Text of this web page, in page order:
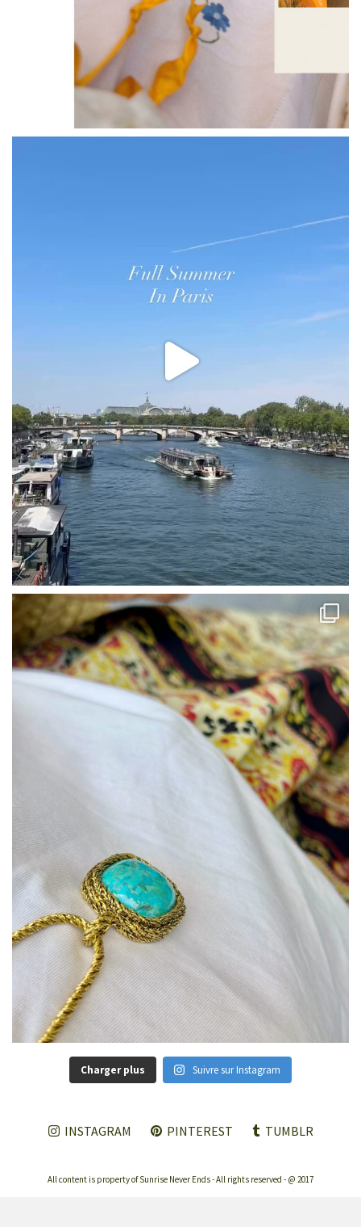
Charger plus Suivre sur Instagram
INSTAGRAM PINTEREST TUMBLR
All content is property of Sunrise Never Ends - All rights reserved - @ 2017